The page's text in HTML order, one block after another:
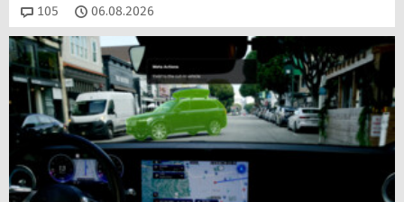
105 Kommentare
06.08.2026